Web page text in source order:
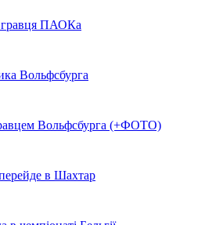
гравця ПАОКа
Вольфсбурга
Вольфсбурга (+ФОТО)
в Шахтар